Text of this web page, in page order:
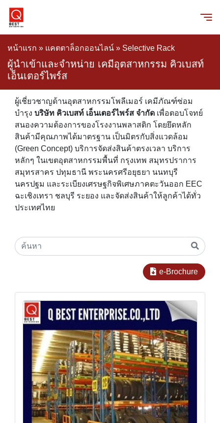
หน้าแรก » แคตตาล็อกออนไลน์ » Selective Rack
ผู้นำเข้าและจำหน่าย เคมีอุตสาหกรรม คิวเบสท์
เอ็นเตอร์ไพร์ส
ผู้เชี่ยวชาญด้านอุตสาหกรรมโพลีเมอร์ เคมีภัณฑ์ซ่อม
บำรุง บริษัท คิวเบสท์ เอ็นเตอร์ไพร์ส จำกัด เพื่อตอบโจทย์
สนองความต้องการของโรงงานพลาสติก โดยยึดหลัก
สินค้ามีคุณภาพได้มาตรฐาน เป็นมิตรกับสิ่งแวดล้อม
(Green Concept) บริการจัดส่งสินค้าตรงเวลา บริการ
หลักๆ ในเขตอุตสาหกรรมพื้นที่ กรุงเทพ สมุทรปราการ
สมุทรสาคร ปทุมธานี พระนครศรีอยุธยา นนทบุรี
นครปฐม และระเบียงเศรษฐกิจพิเศษภาคตะวันออก EEC
ฉะเชิงเทรา ชลบุรี ระยอง และจัดส่งสินค้าให้ลูกค้าได้ทั่ว
ประเทศไทย
e-Brochure